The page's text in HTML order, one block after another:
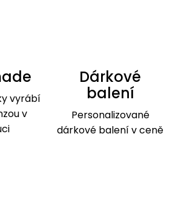
vyrábí
v
Dárkové
balení
Personalizované
dárkové balení v ceně